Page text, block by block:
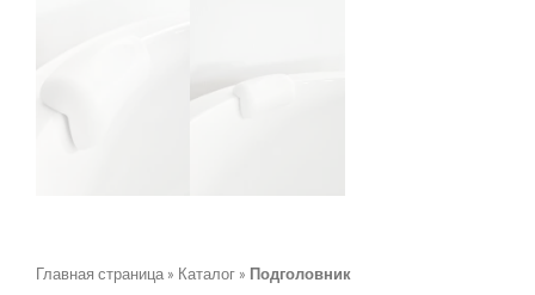
Главная страница » Каталог » Подголовник